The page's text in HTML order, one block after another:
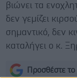
βιώνει τα
δεν γεμίζει
σημαντικό, δεν
καταλήγει ο κ.
Προσθέστε